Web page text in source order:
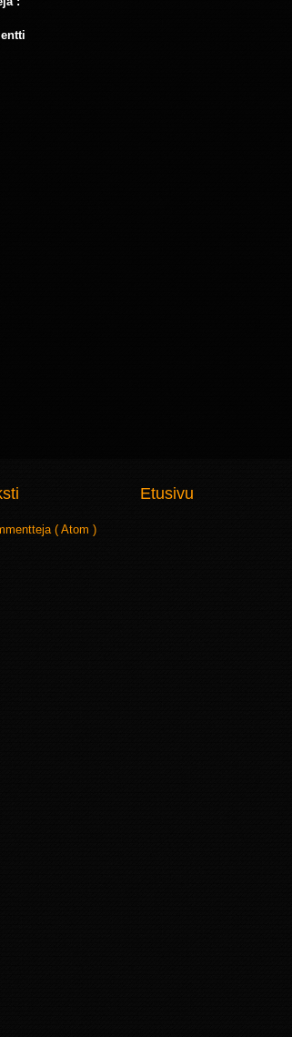
Etusivu
( Atom )